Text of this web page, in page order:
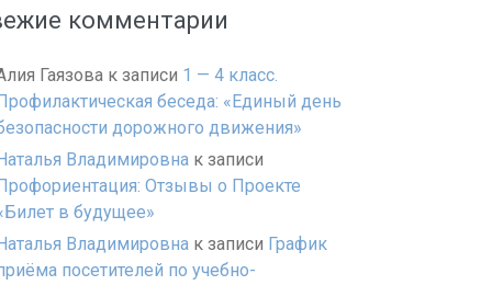
комментарии
Гаязова к записи 1 — 4 класс.
беседа: «Единый день
дорожного движения»
Владимировна к записи
Отзывы о Проекте
в будущее»
Владимировна к записи График
посетителей по учебно-